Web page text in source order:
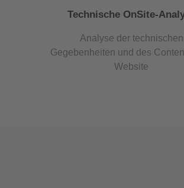
Technische OnSite-
Analyse der technischen
Gegebenheiten und des
Website